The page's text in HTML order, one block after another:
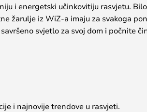
i energetski učinkovitiju rasvjetu.
žarulje iz WiZ-a imaju za svakoga
svjetlo za svoj dom i počnite
i najnovije trendove u rasvjeti.